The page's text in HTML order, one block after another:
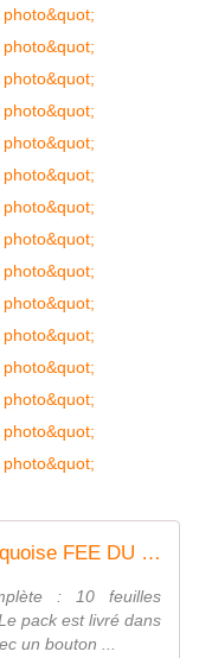
FDSK0030 : Pack Un air Chic turquoise FEE DU SCRAP
: 10 feuilles
pack est livré dans
un bouton ...